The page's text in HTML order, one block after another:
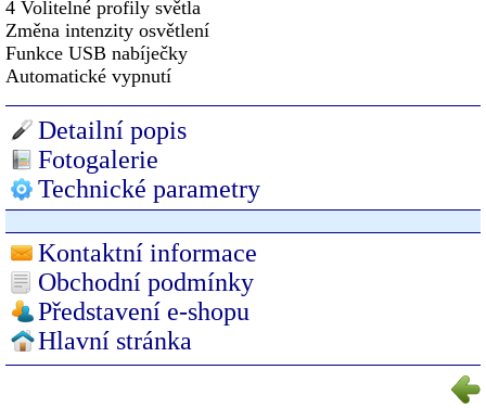
4 Volitelné profily světla
Změna intenzity osvětlení
Funkce USB nabíječky
Automatické vypnutí
Detailní popis
Fotogalerie
Technické parametry
Kontaktní informace
Obchodní podmínky
Představení e-shopu
Hlavní stránka